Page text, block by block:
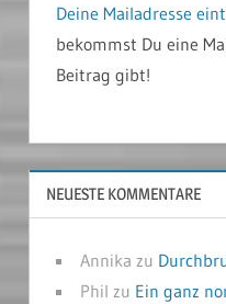
Deine Mailadresse
bekommst Du eine
Beitrag gibt!
NEUESTE KOMMENTARE
Annika zu
Phil zu Ein ganz